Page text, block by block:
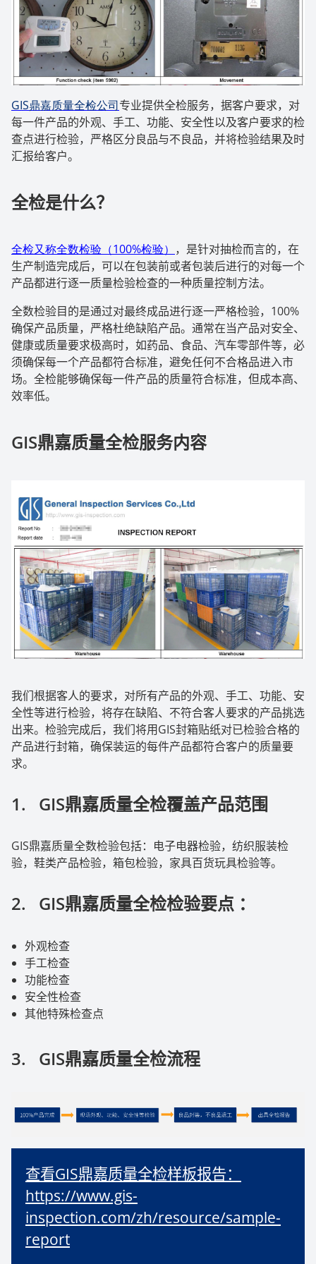
GIS鼎嘉质量全检公司专业提供全检服务，据客户要求，对
每一件产品的外观、手工、功能、安全性以及客户要求的检
查点进行检验，严格区分良品与不良品，并将检验结果及时
汇报给客户。
全检是什么？
全检又称全数检验（100%检验） ，是针对抽检而言的，在
生产制造完成后，可以在包装前或者包装后进行的对每一个
产品都进行逐一质量检验检查的一种质量控制方法。
全数检验目的是通过对最终成品进行逐一严格检验， 100%
确保产品质量，严格杜绝缺陷产品。通常在当产品对安全、
健康或质量要求极高时，如药品、食品、汽车零部件等，必
须确保每一个产品都符合标准，避免任何不合格品进入市
场。全检能够确保每一件产品的质量符合标准，但成本高、
效率低。
GIS鼎嘉质量全检服务内容
我们根据客人的要求，对所有产品的外观、手工、功能、安
全性等进行检验，将存在缺陷、不符合客人要求的产品挑选
出来。检验完成后，我们将用GIS封箱贴纸对已检验合格的
产品进行封箱，确保装运的每件产品都符合客户的质量要
求。
1. GIS鼎嘉质量全检覆盖产品范围
GIS鼎嘉质量全数检验包括：电子电器检验，纺织服装检
验，鞋类产品检验，箱包检验，家具百货玩具检验等。
2. GIS鼎嘉质量全检检验要点 ：
外观检查
手工检查
功能检查
安全性检查
其他特殊检查点
3. GIS鼎嘉质量全检流程
查看GIS鼎嘉质量全检样板报告：
https://www.gis-
inspection.com/zh/resource/sample-
report